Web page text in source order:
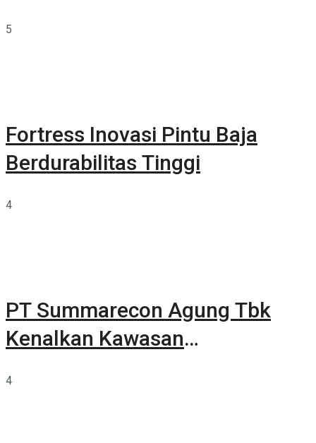
5
Fortress Inovasi Pintu Baja
Berdurabilitas Tinggi
4
PT Summarecon Agung Tbk
Kenalkan Kawasan
4